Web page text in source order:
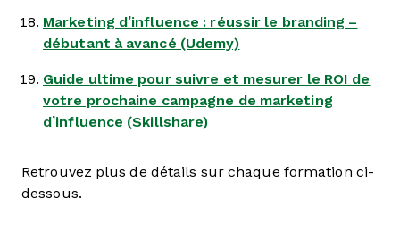
Marketing d’influence : réussir le branding –
débutant à avancé (Udemy)
Guide ultime pour suivre et mesurer le ROI de
votre prochaine campagne de marketing
d’influence (Skillshare)
Retrouvez plus de détails sur chaque formation ci-
dessous.